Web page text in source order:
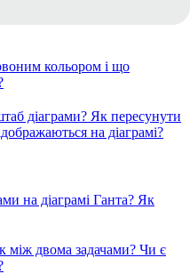
кольором і що
діаграми? Як пересунути
на діаграмі?
на діаграмі Ганта? Як
між двома задачами? Чи є